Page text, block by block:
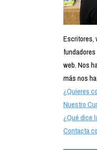
Escritores,
web. Nos
más nos
¿Quieres
Nuestro
¿Qué dice
Contacta